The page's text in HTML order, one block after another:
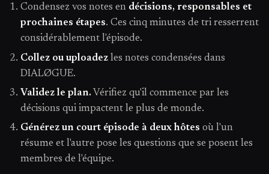
Condensez vos notes en décisions, responsables et
prochaines étapes. Ces cinq minutes de tri resserrent
considérablement l'épisode.
Collez ou uploadez les notes condensées dans
DIALØGUE.
Validez le plan. Vérifiez qu'il commence par les
décisions qui impactent le plus de monde.
Générez un court épisode à deux hôtes où l'un
résume et l'autre pose les questions que se posent les
membres de l'équipe.